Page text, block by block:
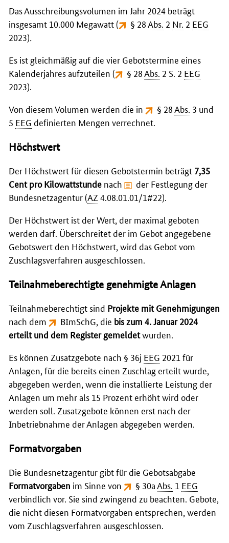
Das Ausschreibungsvolumen im Jahr 2024 beträgt
insgesamt 10.000 Megawatt (
§ 28Abs. 2 Nr. 2 EEG
2023).
Es ist gleichmäßig auf die vier Gebotstermine eines
Kalenderjahres aufzuteilen (
§ 28Abs. 2 S. 2 EEG
2023).
Von diesem Volumen werden die in
§ 28Abs. 3 und
5 EEG definierten Mengen verrechnet.
Höchstwert
Der Höchstwert für diesen Gebotstermin beträgt 7,35
Cent pro Kilowattstunde nach
der Festlegung der
Bundesnetzagentur(AZ 4.08.01.01/1#22).
Der Höchstwert ist der Wert, der maximal geboten
werden darf. Überschreitet der im Gebot angegebene
Gebotswert den Höchstwert, wird das Gebot vom
Zuschlagsverfahren ausgeschlossen.
Teilnahmeberechtigte genehmigte Anlagen
Teilnahmeberechtigt sind Projekte mit Genehmigungen
nach dem
BImSchG, die bis zum 4. Januar 2024
erteilt und dem Register gemeldetwurden.
Es können Zusatzgebote nach § 36j EEG 2021 für
Anlagen, für die bereits einen Zuschlag erteilt wurde,
abgegeben werden, wenn die installierte Leistung der
Anlagen um mehr als 15 Prozent erhöht wird oder
werden soll. Zusatzgebote können erst nach der
Inbetriebnahme der Anlagen abgegeben werden.
Formatvorgaben
Die Bundesnetzagentur gibt für die Gebotsabgabe
Formatvorgaben im Sinne von § 30aAbs. 1 EEG
verbindlich vor. Sie sind zwingend zu beachten. Gebote,
die nicht diesen Formatvorgaben entsprechen, werden
vom Zuschlagsverfahren ausgeschlossen.